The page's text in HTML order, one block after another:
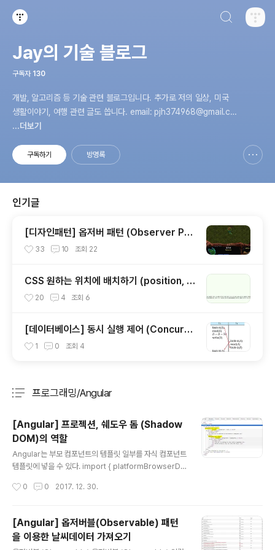
Jay의 기술 블로그
구독자 130
개발, 알고리즘 등 기술 관련 블로그입니다. 추가로 저의 일상, 미국
생활이야기, 여행 관련 글도 씁니다. email: pjh374968@gmail.co
m
...더보기
구독하기 방명록
인기글
[디자인패턴] 옵저버 패턴 (Observer Pat
tern) 아주 간단하게 정리해보기
33 10 조회 22
CSS 원하는 위치에 배치하기 (position, fl
oat, display)
20 4 조회 6
[데이터베이스] 동시 실행 제어 (Concurre
ncy Control)와 공유 lock, 배타적 lock에
1 0 조회 4
프로그래밍/Angular
[Angular] 프로젝션, 쉐도우 돔 (Shadow
DOM)의 역할
Angular는 부모 컴포넌트의 템플릿 일부를 자식 컴포넌트
템플릿에 넣을 수 있다. import { platformBrowserDy
mic'; import { NgModule, Component, ViewEnca
erModule } from '@angular/platform-browser';
@Component({ selector : 'child', styles : ['.wrap
per { background : lightgreen; }'], template : ` Ch
0 0 2017. 12. 30.
[Angular] 옵저버블(Observable) 패턴
을 이용한 날씨데이터 가져오기